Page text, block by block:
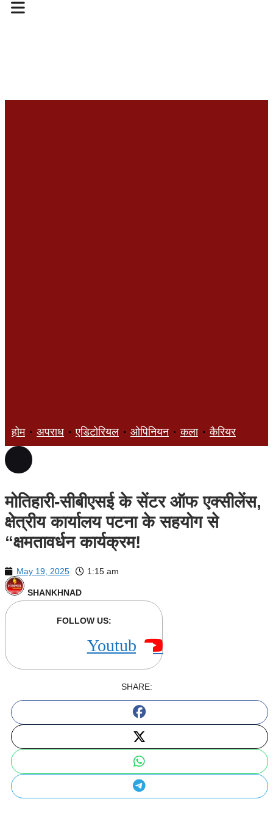
होम अपराध एडिटोरियल ओपिनियन कला कैरियर
मोतिहारी-सीबीएसई के सेंटर ऑफ एक्सीलेंस,
क्षेत्रीय कार्यालय पटना के सहयोग से
“क्षमतावर्धन कार्यक्रम!
May 19, 2025 1:15 am
SHANKHNAD
FOLLOW US:
Youtube
SHARE: